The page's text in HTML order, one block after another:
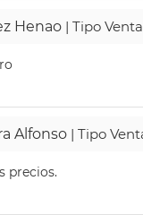
Henao | Tipo
Alfonso | Tipo
precios.